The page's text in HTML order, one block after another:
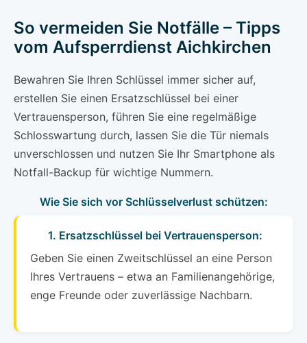
So vermeiden Sie Notfälle – Tipps
vom Aufsperrdienst Aichkirchen
Bewahren Sie Ihren Schlüssel immer sicher auf,
erstellen Sie einen Ersatzschlüssel bei einer
Vertrauensperson, führen Sie eine regelmäßige
Schlosswartung durch, lassen Sie die Tür niemals
unverschlossen und nutzen Sie Ihr Smartphone als
Notfall-Backup für wichtige Nummern.
Wie Sie sich vor Schlüsselverlust schützen:
1. Ersatzschlüssel bei Vertrauensperson:
Geben Sie einen Zweitschlüssel an eine Person
Ihres Vertrauens – etwa an Familienangehörige,
enge Freunde oder zuverlässige Nachbarn.